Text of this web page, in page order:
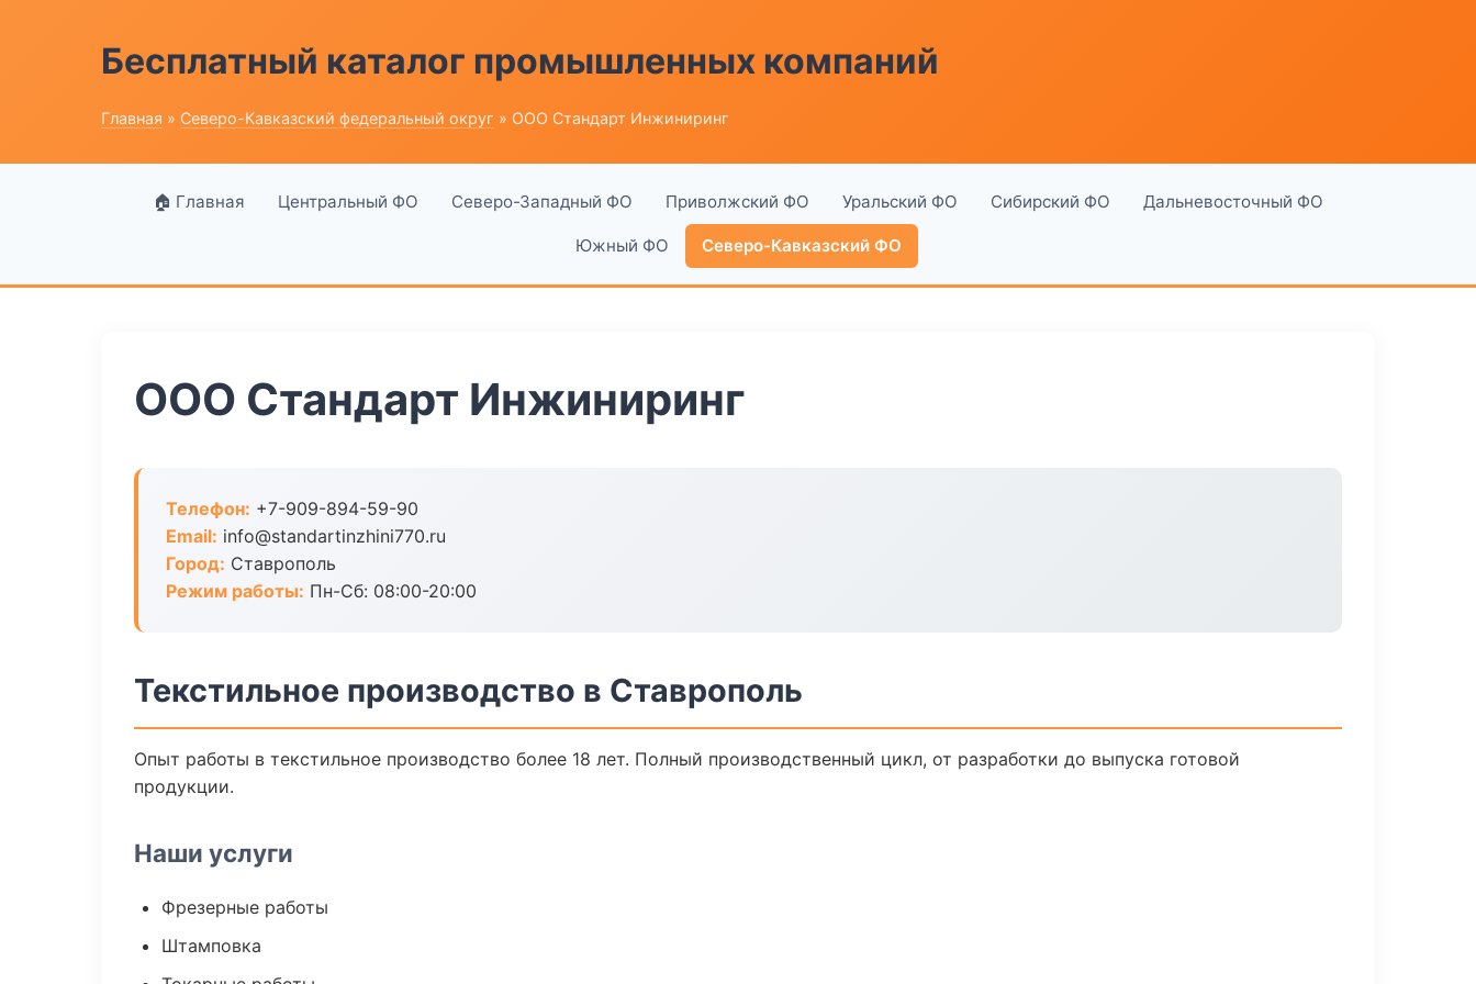
Бесплатный каталог промышленных компаний
Главная » Северо-Кавказский федеральный округ » ООО Стандарт Инжиниринг
🏠 Главная Центральный ФО Северо-Западный ФО Приволжский ФО Уральский ФО Сибирский ФО Дальневосточный ФО
Южный ФО Северо-Кавказский ФО
ООО Стандарт Инжиниринг
Телефон: +7-909-894-59-90
Email: info@standartinzhini770.ru
Город: Ставрополь
Режим работы: Пн-Сб: 08:00-20:00
Текстильное производство в Ставрополь
Опыт работы в текстильное производство более 18 лет. Полный производственный цикл, от разработки до выпуска готовой
продукции.
Наши услуги
Фрезерные работы
Штамповка